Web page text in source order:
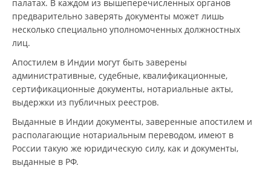
палатах. В каждом из вышеперечисленных органов
предварительно заверять документы может лишь
несколько специально уполномоченных должностных
лиц.
Апостилем в Индии могут быть заверены
административные, судебные, квалификационные,
сертификационные документы, нотариальные акты,
выдержки из публичных реестров.
Выданные в Индии документы, заверенные апостилем и
располагающие нотариальным переводом, имеют в
России такую же юридическую силу, как и документы,
выданные в РФ.